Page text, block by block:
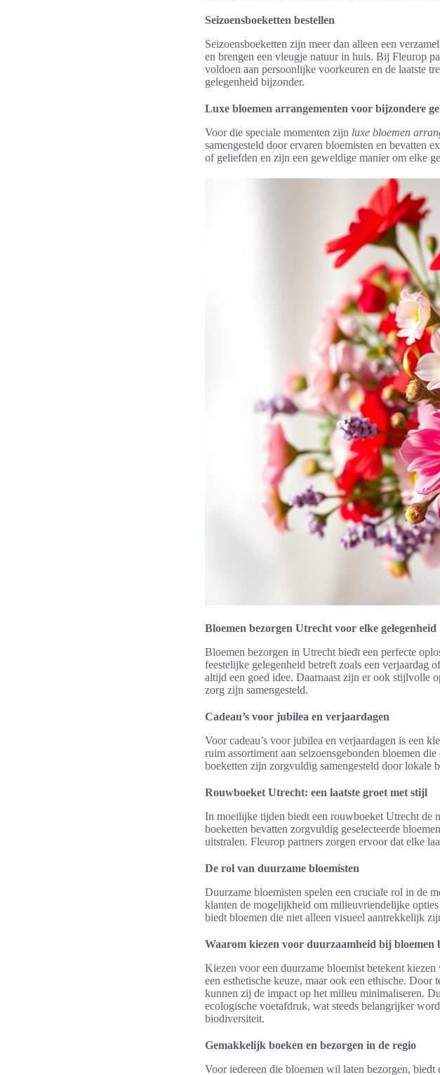
Seizoensboeketten bestellen
Seizoensboeketten zijn meer dan alleen een
en brengen een vleugje natuur in huis. Bij Fleurop
voldoen aan persoonlijke voorkeuren en de laatste
gelegenheid bijzonder.
Luxe bloemen arrangementen voor bijzondere
Voor die speciale momenten zijn luxe bloemen
samengesteld door ervaren bloemisten en bevatten
of geliefden en zijn een geweldige manier om elke
Bloemen bezorgen Utrecht voor elke gelegenheid
Bloemen bezorgen in Utrecht biedt een perfecte
feestelijke gelegenheid betreft zoals een verjaardag
altijd een goed idee. Daarnaast zijn er ook stijlvolle
zorg zijn samengesteld.
Cadeau’s voor jubilea en verjaardagen
Voor cadeau’s voor jubilea en verjaardagen is een
ruim assortiment aan seizoensgebonden bloemen
boeketten zijn zorgvuldig samengesteld door lokale
Rouwboeket Utrecht: een laatste groet met stijl
In moeilijke tijden biedt een rouwboeket Utrecht de
boeketten bevatten zorgvuldig geselecteerde
uitstralen. Fleurop partners zorgen ervoor dat elke
De rol van duurzame bloemisten
Duurzame bloemisten spelen een cruciale rol in de
klanten de mogelijkheid om milieuvriendelijke
biedt bloemen die niet alleen visueel aantrekkelijk
Waarom kiezen voor duurzaamheid bij bloemen
Kiezen voor een duurzame bloemist betekent
een esthetische keuze, maar ook een ethische.
kunnen zij de impact op het milieu minimaliseren.
ecologische voetafdruk, wat steeds belangrijker
biodiversiteit.
Gemakkelijk boeken en bezorgen in de regio
Voor iedereen die bloemen wil laten bezorgen,